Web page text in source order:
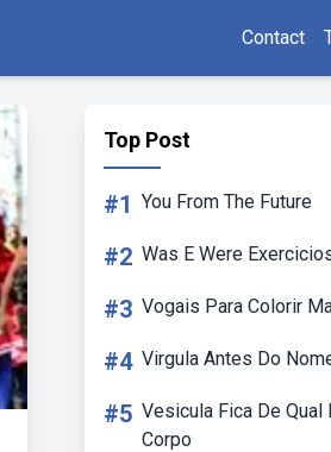
Contact
Top Post
#1 You From The Future
#2 Was E Were
#3 Vogais Para Colorir
#4 Virgula Antes Do
#5 Vesicula Fica De Qual
Corpo